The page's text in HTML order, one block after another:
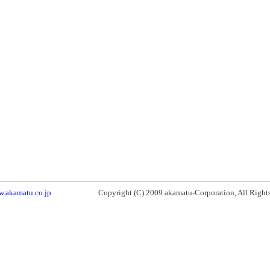
Copyright (C) 2009 akamatu-Corporation, All Rights